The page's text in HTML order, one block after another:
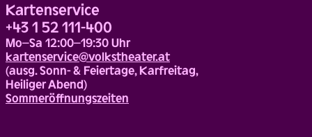
Kartenservice
+43 1 52 111-400
Mo–Sa 12:00–19:30 Uhr
kartenservice@volkstheater.at
(ausg. Sonn- & Feiertage, Karfreitag,
Heiliger Abend)
Sommeröffnungszeiten